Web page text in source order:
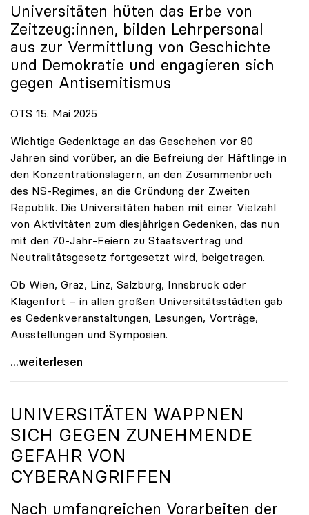
Universitäten hüten das Erbe von
Zeitzeug:innen, bilden Lehrpersonal
aus zur Vermittlung von Geschichte
und Demokratie und engagieren sich
gegen Antisemitismus
OTS 15. Mai 2025
Wichtige Gedenktage an das Geschehen vor 80
Jahren sind vorüber, an die Befreiung der Häftlinge in
den Konzentrationslagern, an den Zusammenbruch
des NS-Regimes, an die Gründung der Zweiten
Republik. Die Universitäten haben mit einer Vielzahl
von Aktivitäten zum diesjährigen Gedenken, das nun
mit den 70-Jahr-Feiern zu Staatsvertrag und
Neutralitätsgesetz fortgesetzt wird, beigetragen.
Ob Wien, Graz, Linz, Salzburg, Innsbruck oder
Klagenfurt – in allen großen Universitätsstädten gab
es Gedenkveranstaltungen, Lesungen, Vorträge,
Ausstellungen und Symposien.
uniko-Präsidentin Brigitte Hütter zu Gedenkjahr:
...weiterlesen
UNIVERSITÄTEN WAPPNEN
SICH GEGEN ZUNEHMENDE
GEFAHR VON
CYBERANGRIFFEN
Nach umfangreichen Vorarbeiten der